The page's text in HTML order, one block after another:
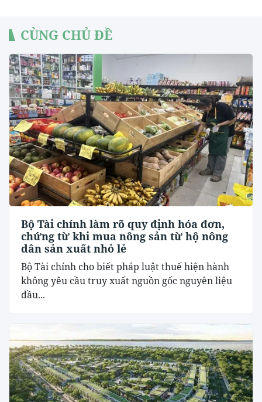
CÙNG CHỦ ĐỀ
Bộ Tài chính làm rõ quy định hóa đơn,
chứng từ khi mua nông sản từ hộ nông
dân sản xuất nhỏ lẻ
Bộ Tài chính cho biết pháp luật thuế hiện hành
không yêu cầu truy xuất nguồn gốc nguyên liệu
đầu...